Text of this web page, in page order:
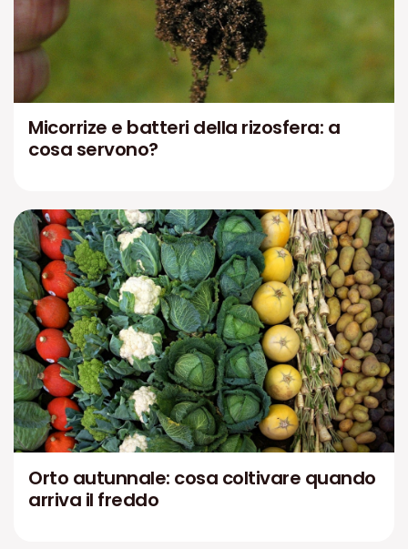
Micorrize e batteri della rizosfera: a
cosa servono?
Orto autunnale: cosa coltivare quando
arriva il freddo